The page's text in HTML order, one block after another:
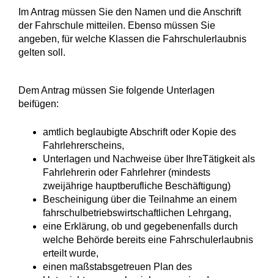
Im Antrag müssen Sie den Namen und die Anschrift
der Fahrschule mitteilen. Ebenso müssen Sie
angeben, für welche Klassen die Fahrschulerlaubnis
gelten soll.
Dem Antrag müssen Sie folgende Unterlagen
beifügen:
amtlich beglaubigte Abschrift oder Kopie des
Fahrlehrerscheins,
Unterlagen und Nachweise über IhreTätigkeit als
Fahrlehrerin oder Fahrlehrer (mindests
zweijährige hauptberufliche Beschäftigung)
Bescheinigung über die Teilnahme an einem
fahrschulbetriebswirtschaftlichen Lehrgang,
eine Erklärung, ob und gegebenenfalls durch
welche Behörde bereits eine Fahrschulerlaubnis
erteilt wurde,
einen maßstabsgetreuen Plan des